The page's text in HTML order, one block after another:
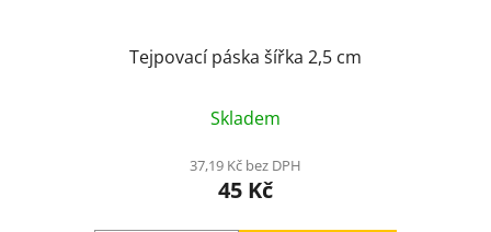
Tejpovací páska šířka 2,5 cm
Skladem
37,19 Kč bez DPH
45 Kč